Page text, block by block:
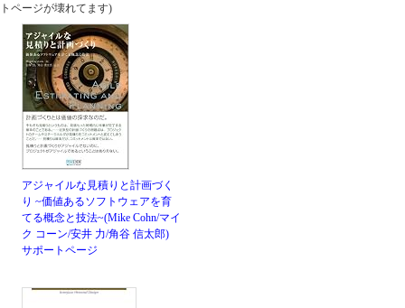
トページが壊れてます)
アジャイルな見積りと計画づく
り ~価値あるソフトウェアを育
てる概念と技法~(Mike Cohn/マイ
ク コーン/安井 力/角谷 信太郎)
サポートページ